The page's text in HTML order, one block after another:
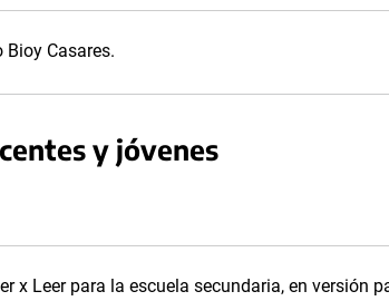
Casares.
y jóvenes
x Leer para la escuela secundaria, en versión